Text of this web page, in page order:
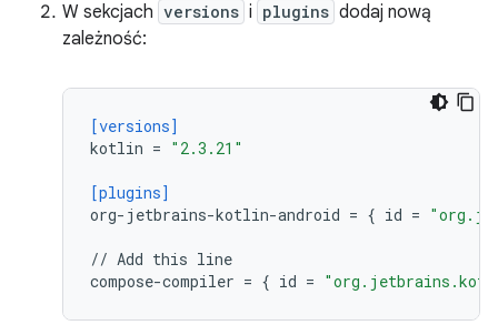
W sekcjach versions i plugins dodaj nową
zależność:
[versions]
kotlin = "2.3.21"
[plugins]
org-jetbrains-kotlin-android = { id =
// Add this line
compose-compiler = { id =